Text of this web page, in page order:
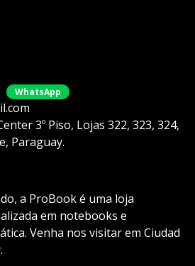
WhatsApp
3º Piso, Lojas 322, 323, 324,
Paraguay.
a ProBook é uma loja
em notebooks e
Venha nos visitar em Ciudad